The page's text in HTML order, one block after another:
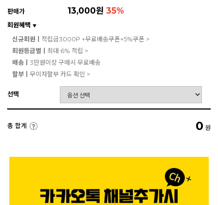
판매가
13,000원35%
회원혜택 ▼
신규회원ㅣ 적립금3000P +무료배송쿠폰+5%쿠폰 >
회원등급별ㅣ 최대 6% 적립 >
배송ㅣ 3만원이상 구매시 무료배송
할부ㅣ 무이자할부 카드 확인 >
선택
총 합계 0 원